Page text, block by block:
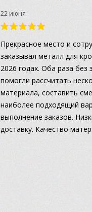
22 июня
Прекрасное место и
заказывал металл для
2026 годах. Оба раза без
помогли рассчитать
материала, составить
наиболее подходящий
выполнение заказов.
доставку. Качество